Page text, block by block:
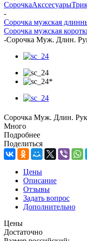
СорочкаАкссесуары
-
Сорочка мужская
Сорочка мужская
-Сорочка Муж. Длин.
Сорочка Муж. Длин.
Много
Подробнее
Поделиться
Цены
Описание
Отзывы
Задать вопрос
Дополнительно
Цены
Достаточно